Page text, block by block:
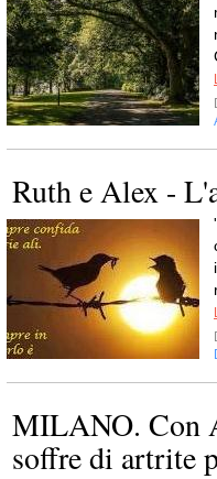
Ruth e Alex -
MILANO. Con
soffre di artrite